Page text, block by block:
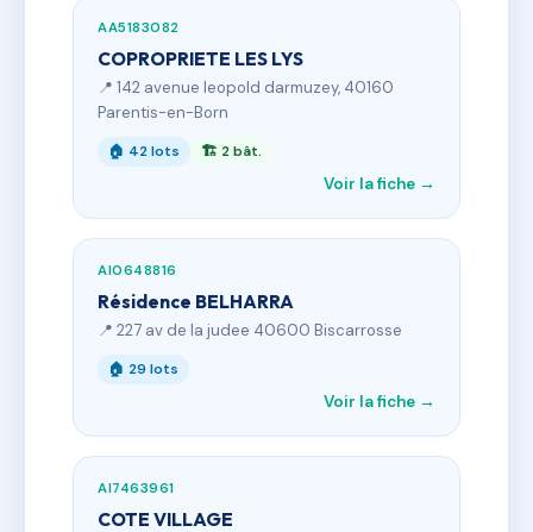
AA5183082
COPROPRIETE LES LYS
📍 142 avenue leopold darmuzey, 40160
Parentis-en-Born
🏠 42 lots 🏗 2 bât.
Voir la fiche →
AI0648816
Résidence BELHARRA
📍 227 av de la judee 40600 Biscarrosse
🏠 29 lots
Voir la fiche →
AI7463961
COTE VILLAGE